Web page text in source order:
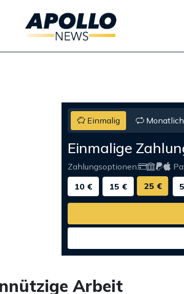
Einmalig Monatlich
Einmalige
Zahlungsoptionen:
10 €
15 € 25 €
Arbeit